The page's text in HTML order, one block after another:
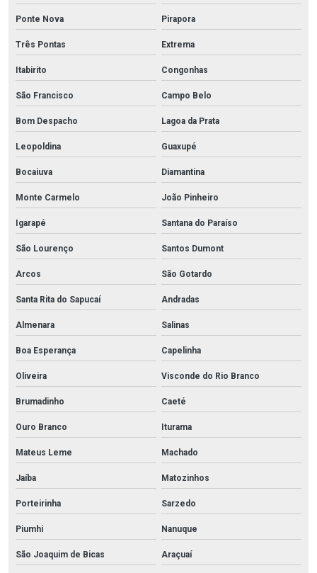
Ponte Nova Pirapora
Três Pontas Extrema
Itabirito Congonhas
São Francisco Campo Belo
Bom Despacho Lagoa da Prata
Leopoldina Guaxupé
Bocaiuva Diamantina
Monte Carmelo João Pinheiro
Igarapé Santana do Paraíso
São Lourenço Santos Dumont
Arcos São Gotardo
Santa Rita do Sapucaí Andradas
Almenara Salinas
Boa Esperança Capelinha
Oliveira Visconde do Rio Branco
Brumadinho Caeté
Ouro Branco Iturama
Mateus Leme Machado
Jaíba Matozinhos
Porteirinha Sarzedo
Piumhi Nanuque
São Joaquim de Bicas Araçuaí